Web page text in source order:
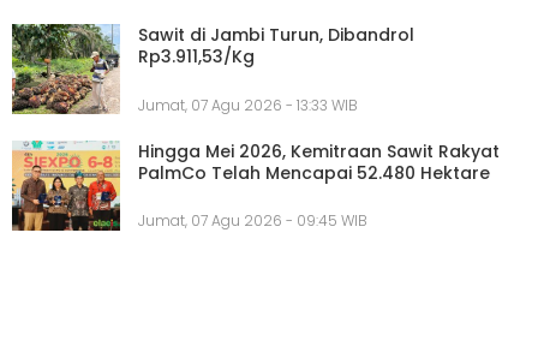
Sawit di Jambi Turun, Dibandrol
Rp3.911,53/Kg
Jumat, 07 Agu 2026 - 13:33 WIB
Hingga Mei 2026, Kemitraan Sawit Rakyat
PalmCo Telah Mencapai 52.480 Hektare
Jumat, 07 Agu 2026 - 09:45 WIB